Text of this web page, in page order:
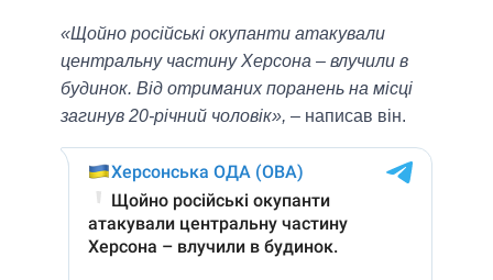
«Щойно російські окупанти атакували
центральну частину Херсона – влучили в
будинок. Від отриманих поранень на місці
загинув 20-річний чоловік», – написав він.